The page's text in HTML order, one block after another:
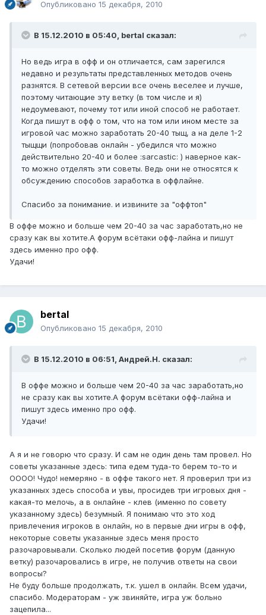
Опубликовано 15 декабря, 2010
В 15.12.2010 в 05:40, bertal сказал:
Но ведь игра в офф и он отличается, сам зарегился
недавно и результаты представленных методов очень
разнятся. В сетевой версии все очень веселее и лучше,
поэтому читающие эту ветку (в том числе и я)
недоумевают, почему тот или иной способ не работает.
Когда пишут в офф о том, что на том или ином месте за
игровой час можно заработать 20-40 тыщ, а на деле 1-2
тыщщи (попробовав онлайн - убедился что можно
действительно 20-40 и более :sarcastic: ) наверное как-
то можно отделять эти советы. Ведь они не относятся к
обсуждению способов заработка в оффлайне.
Спасибо за понимание. и извините за "оффтоп"
В оффе можно и больше чем 20-40 за час заработать,но не
сразу как вы хотите.А форум всётаки офф-лайна и пишут
здесь именно про офф.
Удачи!
bertal
Опубликовано 15 декабря, 2010
В 15.12.2010 в 06:51, Андрей.Н. сказал:
В оффе можно и больше чем 20-40 за час заработать,но
не сразу как вы хотите.А форум всётаки офф-лайна и
пишут здесь именно про офф.
Удачи!
А я и не говорю что сразу. И сам не один день там провел. Но
советы указанные здесь: типа едем туда-то берем то-то и
ОООО! Чудо! немеряно - в оффе такого нет. Я проверил три из
указанных здесь способа и увы, просидев три игровых дня -
какая-то мелочь, а в онлайне - клев (именно по совету
указанному здесь) безумный. Я понимаю что это ход
привлечения игроков в онлайн, но в первые дни игры в офф,
некоторые советы указанные здесь меня просто
разочаровывали. Сколько людей посетив форум (данную
ветку) разочаровались в игре, не получив ответы на свои
вопросы?
Не буду больше продолжать, т.к. ушел в онлайн. Всем удачи,
спасибо. Модераторам - уж звиняйте, игра уж больно
зацепила...